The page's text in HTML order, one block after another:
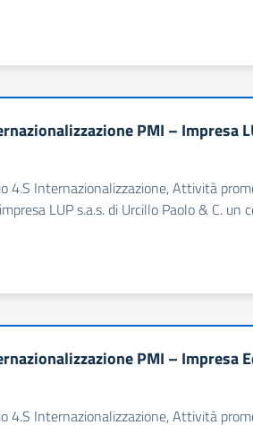
PMI – Impresa
Internazionalizzazione, Attività
LUP s.a.s. di Urcillo Paolo & C.
PMI – Impresa
Internazionalizzazione, Attività